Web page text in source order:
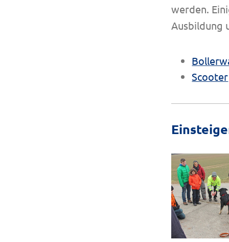
werden.
Ausbildung
Scooter